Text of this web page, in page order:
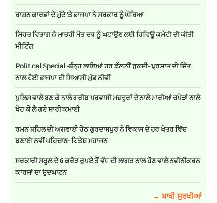
ਰਾਸ਼ਨ ਕਾਰਡਾਂ ਦੇ ਮੁੱਦੇ 'ਤੇ ਭਾਜਪਾ ਨੇ ਸਰਕਾਰ ਨੂੰ ਘੇਰਿਆ
ਸਿਹਤ ਵਿਭਾਗ ਨੇ ਮਾਤਰੀ ਮੌਤ ਦਰ ਨੂੰ ਘਟਾਉਣ ਲਈ ਰਿਵਿਊ ਕਮੇਟੀ ਦੀ ਕੀਤੀ
ਮੀਟਿੰਗ
Political Special -ਬੰਨ੍ਹ ਲਾਇਆਂ ਹਰ ਛੱਲ ਨੀਂ ਰੁਕਦੀ- ਪ੍ਰਸ਼ਾਤ ਦੀ ਜਿੱਤ
ਨਾਲ ਹੋਈ ਭਾਜਪਾ ਦੀ ਸਿਆਸੀ ਮੁੱਛ ਨੀਵੀਂ
ਪੁਲਿਸ ਵਾਲੇ ਬਣ ਕੇ ਨਾਲੇ ਗਰੀਬ ਪਰਵਾਸੀ ਮਜ਼ਦੂਰਾਂ ਦੇ ਨਾਲੇ ਮਾਰੀਆਂ ਚਪੇੜਾਂ ਨਾਲੇ
ਖੋਹ ਕੇ ਲੈ ਗਏ ਸਾਰੀ ਕਮਾਈ
ਰਮਨ ਬਹਿਲ ਦੀ ਅਗਵਾਈ ਹੇਠ ਗੁਰਦਾਸਪੁਰ ਨੇ ਵਿਕਾਸ ਦੇ ਹਰ ਖੇਤਰ ਵਿੱਚ
ਬਣਾਈ ਨਵੀਂ ਪਹਿਚਾਣ- ਹਿਤੇਸ਼ ਮਹਾਜਨ
ਸਰਕਾਰੀ ਸਕੂਲ ਦੇ 6 ਕਰੋੜ ਰੁਪਏ ਤੋਂ ਵੱਧ ਦੀ ਲਾਗਤ ਨਾਲ ਹੋਣ ਵਾਲੇ ਨਵੀਨੀਕਰਨ
ਕਾਰਜਾਂ ਦਾ ਉਦਘਾਟਨ
→ ਬਾਕੀ ਸੁਰਖੀਆਂ